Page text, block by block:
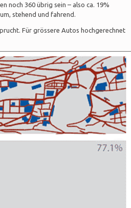
noch 360 übrig sein – also ca. 19%
stehend und fahrend.
Für grössere Autos hochgerechnet